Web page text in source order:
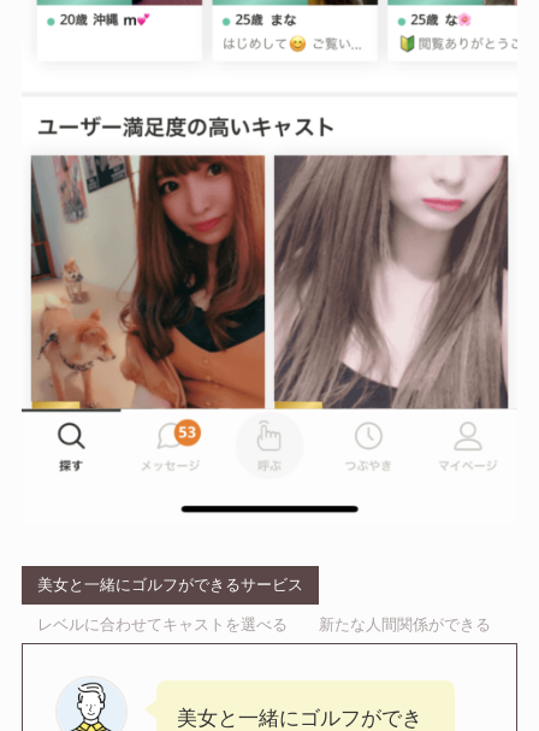
美女と一緒にゴルフができるサービス
レベルに合わせてキャストを選べる 新たな人間関係ができる
美女と一緒にゴルフができ